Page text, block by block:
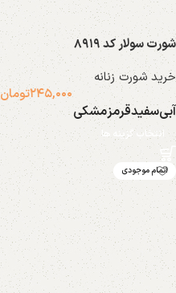
شورت سولار کد ۸۹۱۹
خرید شورت زنانه
۲۴۵,۰۰۰تومان
آبیسفیدقرمزمشکی
انتخاب گزینه ها
اتمام موجودی